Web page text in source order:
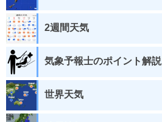
2週間天気
気象予報士のポイント解説
世界天気